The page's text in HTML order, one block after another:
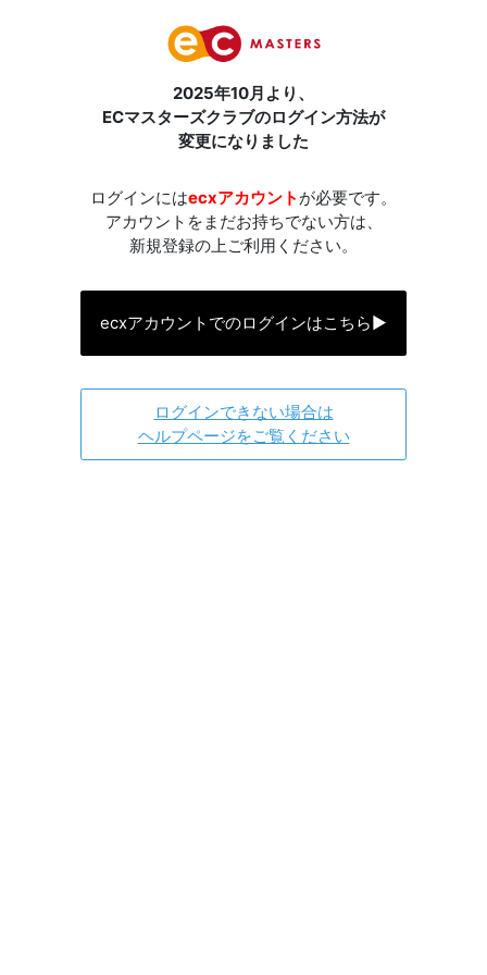
2025年10月より、
ECマスターズクラブのログイン方法が
変更になりました
ログインにはecxアカウント が必要です。
アカウントをまだお持ちでない方は、
新規登録の上ご利用ください。
ecxアカウントでのログインはこちら▶
ログインできない場合は
ヘルプページをご覧ください